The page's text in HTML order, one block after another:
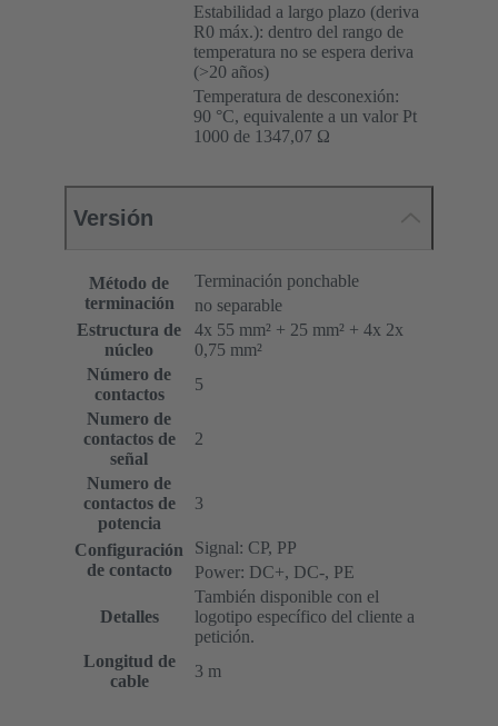
Estabilidad a largo plazo (deriva
R0 máx.): dentro del rango de
temperatura no se espera deriva
(>20 años)
Temperatura de desconexión:
90 °C, equivalente a un valor Pt
1000 de 1347,07 Ω
Versión
Método de
terminación
Terminación ponchable
no separable
Estructura de
núcleo
4x 55 mm² + 25 mm² + 4x 2x
0,75 mm²
Número de
contactos
5
Numero de
contactos de
señal
2
Numero de
contactos de
potencia
3
Configuración
de contacto
Signal: CP, PP
Power: DC+, DC-, PE
Detalles
También disponible con el
logotipo específico del cliente a
petición.
Longitud de
cable
3 m